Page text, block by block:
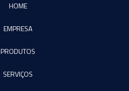
HOME
EMPRESA
PRODUTOS
SERVIÇOS